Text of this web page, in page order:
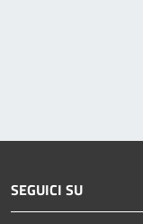
SEGUICI SU